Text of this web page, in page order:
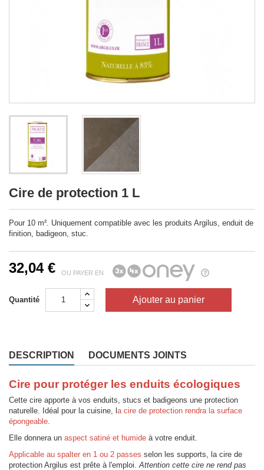
Cire de protection 1 L
Pour 10 m². Uniquement compatible avec les produits Argilus, enduit de
finition, badigeon, stuc.
32,04 € OU PAYER EN
Quantité Ajouter au panier
DESCRIPTION DOCUMENTS JOINTS
Cire pour protéger les enduits écologiques
Cette cire apporte à vos enduits, stucs et badigeons une protection
naturelle. Idéal pour la cuisine, la cire de protection rendra la surface
épongeable
Elle donnera un aspect satiné et humide à votre enduit.
Applicable au spalter en 1 ou 2 passes selon les supports, la cire de
protection Argilus est prête à l'emploi. Attention cette cire ne rend pas